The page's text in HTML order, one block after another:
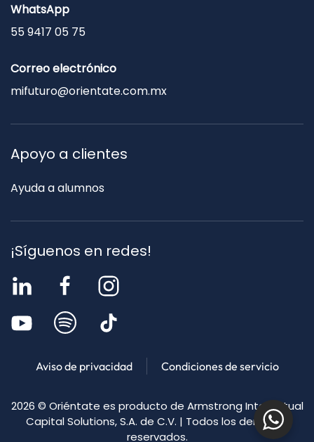
WhatsApp
55 9417 05 75
Correo electrónico
mifuturo@orientate.com.mx
Apoyo a clientes
Ayuda a alumnos
¡Síguenos en redes!
Aviso de privacidad Condiciones de servicio
2026 © Oriéntate es producto de Armstrong Intellectual
Capital Solutions, S.A. de C.V. | Todos los derechos
reservados.